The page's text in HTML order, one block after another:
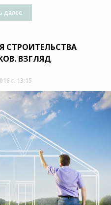
далее
СТРОИТЕЛЬСТВА
ВЗГЛЯД
г. 13:15